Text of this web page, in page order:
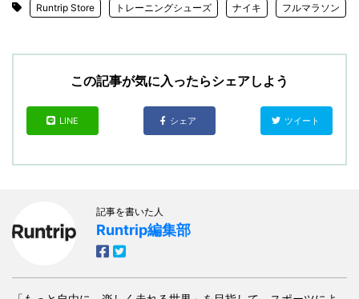
Runtrip Store トレーニングシューズ ナイキ フルマラソン
この記事が気に入ったらシェアしよう
LINE シェア ツイート
記事を書いた人
Runtrip編集部